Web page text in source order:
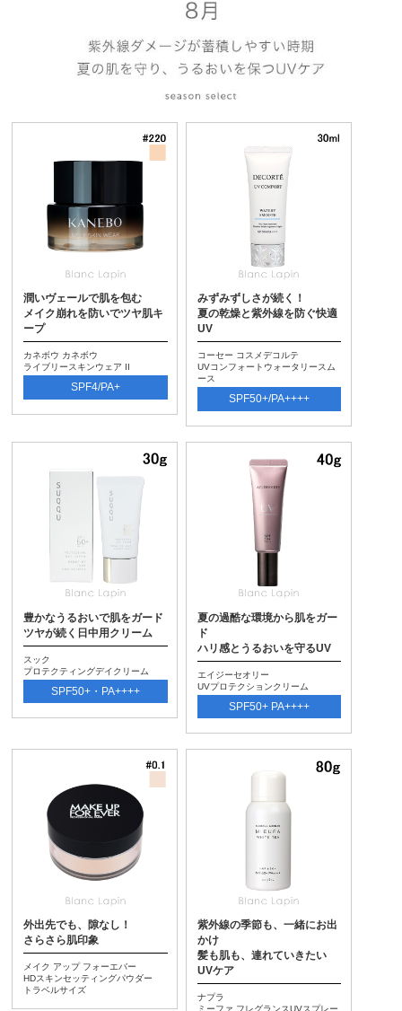
潤いヴェールで肌を包む
メイク崩れを防いでツヤ肌キ
ープ
カネボウ カネボウ
ライブリースキンウェア II
SPF4/PA+
みずみずしさが続く！
夏の乾燥と紫外線を防ぐ快適
UV
コーセー コスメデコルテ
UVコンフォートウォータリースム
ース
SPF50+/PA++++
豊かなうるおいで肌をガード
ツヤが続く日中用クリーム
スック
プロテクティングデイクリーム
SPF50+・PA++++
夏の過酷な環境から肌をガー
ド
ハリ感とうるおいを守るUV
エイジーセオリー
UVプロテクションクリーム
SPF50+ PA++++
外出先でも、隙なし！
さらさら肌印象
メイク アップ フォーエバー
HDスキンセッティングパウダー
トラベルサイズ
紫外線の季節も、一緒にお出
かけ
髪も肌も、連れていきたい
UVケア
ナプラ
ミーファ フレグランスUVスプレー